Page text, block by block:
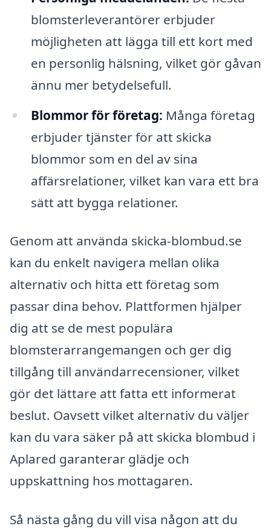
blomsterleverantörer erbjuder
möjligheten att lägga till ett kort med
en personlig hälsning, vilket gör gåvan
ännu mer betydelsefull.
Blommor för företag: Många företag
erbjuder tjänster för att skicka
blommor som en del av sina
affärsrelationer, vilket kan vara ett bra
sätt att bygga relationer.
Genom att använda skicka-blombud.se
kan du enkelt navigera mellan olika
alternativ och hitta ett företag som
passar dina behov. Plattformen hjälper
dig att se de mest populära
blomsterarrangemangen och ger dig
tillgång till användarrecensioner, vilket
gör det lättare att fatta ett informerat
beslut. Oavsett vilket alternativ du väljer
kan du vara säker på att skicka blombud i
Aplared garanterar glädje och
uppskattning hos mottagaren.
Så nästa gång du vill visa någon att du